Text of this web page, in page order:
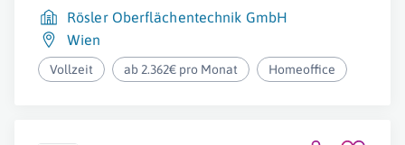
Rösler Oberflächentechnik GmbH
Wien
Vollzeit ab 2.362€ pro Monat Homeoffice